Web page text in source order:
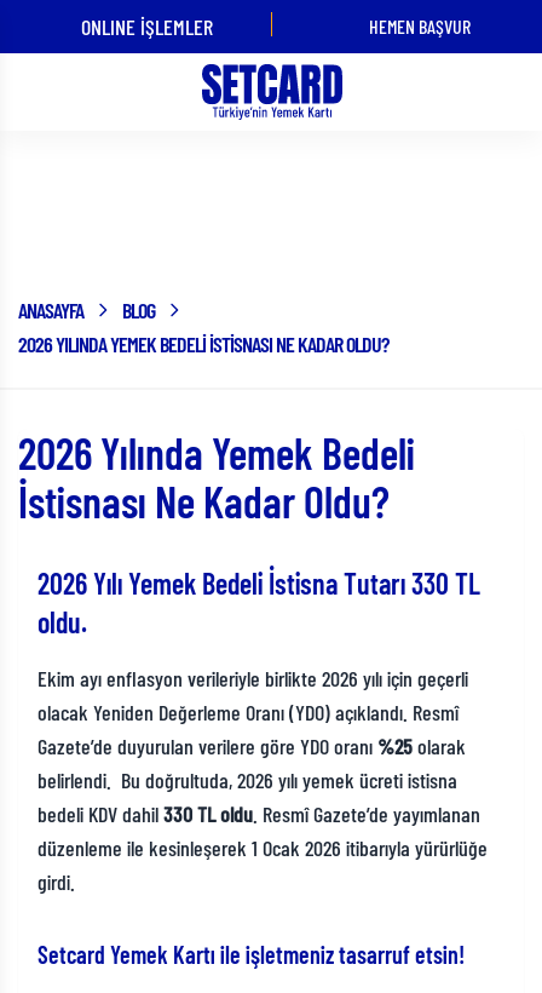
ÜYE İŞ YERİ
OLMAK
KART
KULLANMAK
ONLINE İŞLEMLER HEMEN BAŞVUR
ANASAYFA
BLOG
2026 YILINDA YEMEK BEDELI İSTISNASI NE KADAR OLDU?
2026 Yılında Yemek Bedeli
İstisnası Ne Kadar Oldu?
2026 Yılı Yemek Bedeli İstisna Tutarı 330 TL
oldu.
Ekim ayı enflasyon verileriyle birlikte 2026 yılı için geçerli
olacak Yeniden Değerleme Oranı (YDO) açıklandı. Resmî
Gazete’de duyurulan verilere göre YDO oranı %25olarak
belirlendi. Bu doğrultuda, 2026 yılı yemek ücreti istisna
bedeli KDV dahil330 TL oldu . Resmî Gazete’de yayımlanan
düzenleme ile kesinleşerek 1 Ocak 2026 itibarıyla yürürlüğe
girdi.
Setcard Yemek Kartı ile işletmeniz tasarruf etsin!